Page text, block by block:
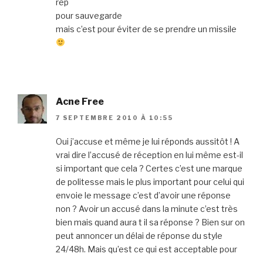
pour sauvegarde
mais c’est pour éviter de se prendre un missile
Acne Free
7 SEPTEMBRE 2010 À 10:55
Oui j’accuse et même je lui réponds aussitôt ! A
vrai dire l’accusé de réception en lui même est-il
si important que cela ? Certes c’est une marque
de politesse mais le plus important pour celui qui
envoie le message c’est d’avoir une réponse
non ? Avoir un accusé dans la minute c’est très
bien mais quand aura t il sa réponse ? Bien sur on
peut annoncer un délai de réponse du style
24/48h. Mais qu’est ce qui est acceptable pour